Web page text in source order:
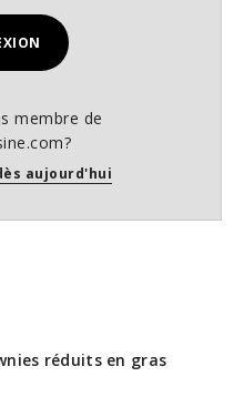
membre de
aujourd'hui
réduits en gras